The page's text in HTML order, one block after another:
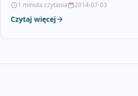
kartonie 6Ilość m2 w kartonie
1 minuta czytania 2014-07-03
Czytaj więcej